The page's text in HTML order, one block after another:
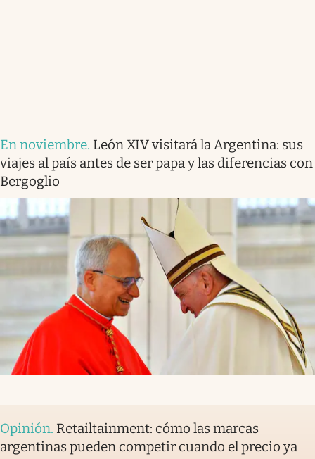
En noviembre. León XIV visitará la Argentina: sus
viajes al país antes de ser papa y las diferencias con
Bergoglio
Opinión. Retailtainment: cómo las marcas
argentinas pueden competir cuando el precio ya